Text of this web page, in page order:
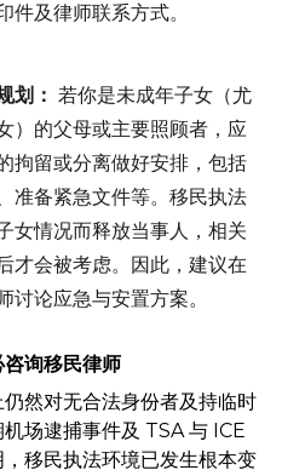
件及律师联系方式。
划： 若你是未成年子女（尤
）的父母或主要照顾者，应
拘留或分离做好安排，包括
准备紧急文件等。移民执法
女情况而释放当事人，相关
才会被考虑。因此，建议在
讨论应急与安置方案。
询移民律师
然对无合法身份者及持临时
场逮捕事件及 TSA 与 ICE
移民执法环境已发生根本变